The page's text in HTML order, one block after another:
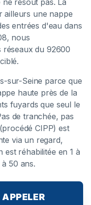
résout pas. La
ailleurs une nappe
entrées d'eau dans
nous
réseaux du 92600
sur-Seine parce que
haute près de la
fuyards que seul le
de tranchée, pas
CIPP) est
via un regard,
est réhabilitée en 1 à
50 ans.